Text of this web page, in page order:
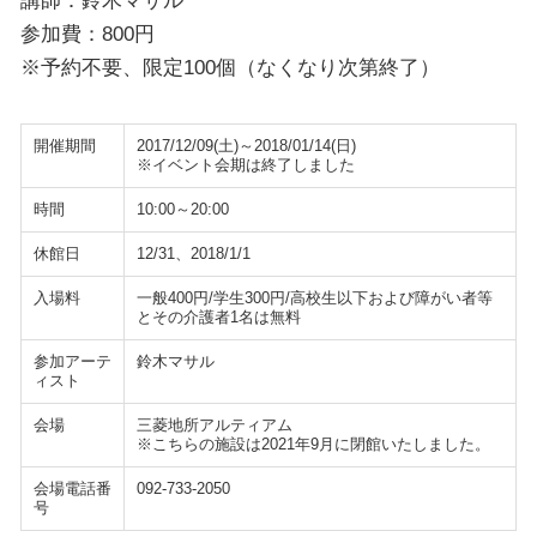
参加費：800円
※予約不要、限定100個（なくなり次第終了）
開催期間
2017/12/09(土)～2018/01/14(日)
※イベント会期は終了しました
時間 10:00～20:00
休館日 12/31、2018/1/1
入場料
一般400円/学生300円/高校生以下および障がい者等
とその介護者1名は無料
参加アーテ
ィスト
鈴木マサル
会場
三菱地所アルティアム
※こちらの施設は2021年9月に閉館いたしました。
会場電話番
号
092-733-2050